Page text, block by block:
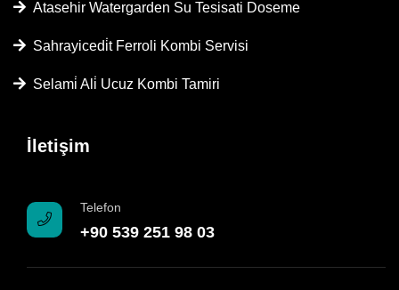
Atasehir Watergarden Su Tesisati Doseme
Sahrayicedi̇t Ferroli Kombi Servisi
Selami̇ Ali̇ Ucuz Kombi Tamiri
İletişim
Telefon
+90 539 251 98 03